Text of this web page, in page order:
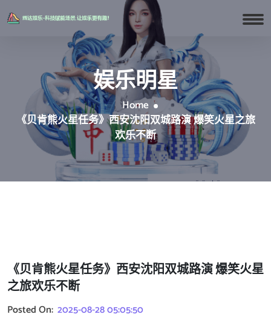
娱乐明星
Home
《贝肯熊火星任务》西安沈阳双城路演 爆笑火星之旅
欢乐不断
《贝肯熊火星任务》西安沈阳双城路演 爆笑火星
之旅欢乐不断
Posted On: 2025-08-28 05:05:50